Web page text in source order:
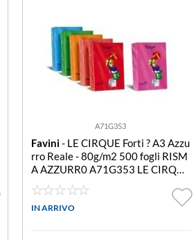
A71G353
Favini- LE CIRQUE Forti ? A3 Azzu
rro Reale - 80g/m2 500 fogli RISM
A AZZURR0 A71G353 LE CIRQUE
80 GR.AZZURRO REALE A3 500 F
OGLI 4 RISME PER IMBALLO
IN ARRIVO